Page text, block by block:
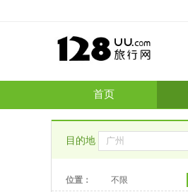
首页
目的地
位置： 不限